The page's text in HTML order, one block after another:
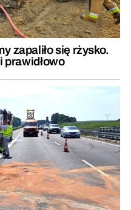
zapaliło się rżysko.
prawidłowo